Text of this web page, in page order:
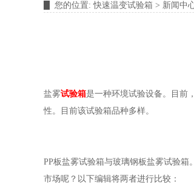
您的位置:快速温变试验箱 > 新闻中
盐雾试验箱是一种环境试验设备。目前
性。目前该试验箱品种多样。
PP板盐雾试验箱与玻璃钢板盐雾试验
市场呢？以下编辑将两者进行比较：